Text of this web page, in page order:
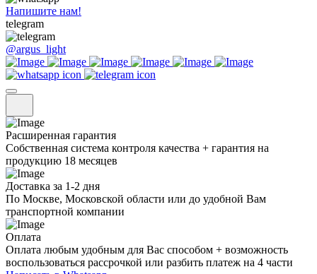
Напишите нам!
telegram
@argus_light
Расширенная гарантия
Собственная система контроля качества + гарантия на
продукцию 18 месяцев
Доставка за 1-2 дня
По Москве, Московской области или до удобной Вам
транспортной компании
Оплата
Оплата любым удобным для Вас способом + возможность
воспользоваться рассрочкой или разбить платеж на 4 части